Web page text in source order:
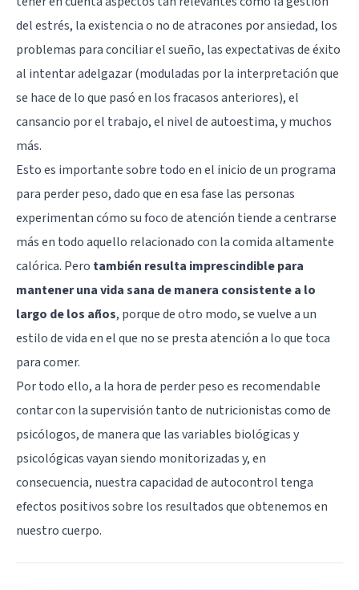
del estrés, la existencia o no de atracones por ansiedad, los
problemas para conciliar el sueño, las expectativas de éxito
al intentar adelgazar (moduladas por la interpretación que
se hace de lo que pasó en los fracasos anteriores), el
cansancio por el trabajo, el nivel de autoestima, y muchos
más.
Esto es importante sobre todo en el inicio de un programa
para perder peso, dado que en esa fase las personas
experimentan cómo su foco de atención tiende a centrarse
más en todo aquello relacionado con la comida altamente
calórica. Pero también resulta imprescindible para
mantener una vida sana de manera consistente a lo
largo de los años, porque de otro modo, se vuelve a un
estilo de vida en el que no se presta atención a lo que toca
para comer.
Por todo ello, a la hora de perder peso es recomendable
contar con la supervisión tanto de nutricionistas como de
psicólogos, de manera que las variables biológicas y
psicológicas vayan siendo monitorizadas y, en
consecuencia, nuestra capacidad de autocontrol tenga
efectos positivos sobre los resultados que obtenemos en
nuestro cuerpo.